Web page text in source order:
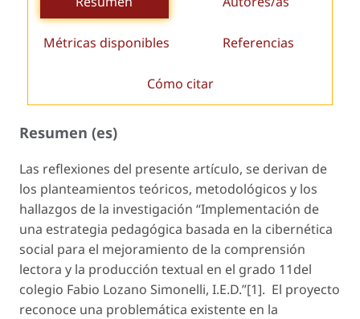
Métricas disponibles Referencias
Cómo citar
Resumen (es)
Las reflexiones del presente artículo, se derivan de
los planteamientos teóricos, metodológicos y los
hallazgos de la investigación “Implementación de
una estrategia pedagógica basada en la cibernética
social para el mejoramiento de la comprensión
lectora y la producción textual en el grado 11del
colegio Fabio Lozano Simonelli, I.E.D.”[1]. El proyecto
reconoce una problemática existente en la